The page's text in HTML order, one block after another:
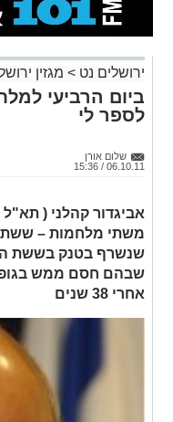
ירושלים נט > מגזין
ביום הרביעי
לספר לי
שלום אורן
06.10.11 / 15:36
אביגדור קהלני (
משתי מלחמות – ששת
שנשרף בטנק בששת
שבהם חסם ממש בגופו
אחרי 38 שנים